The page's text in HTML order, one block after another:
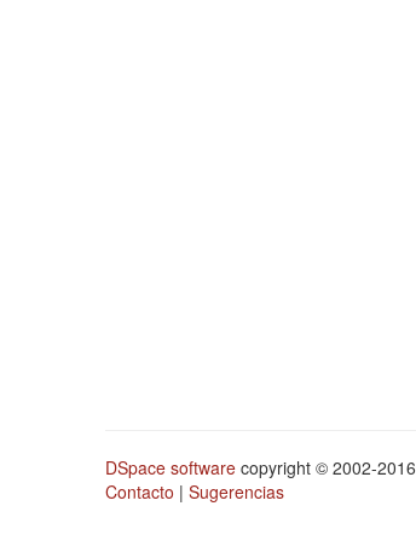
DSpace software copyright © 2002-2016
Contacto | Sugerencias